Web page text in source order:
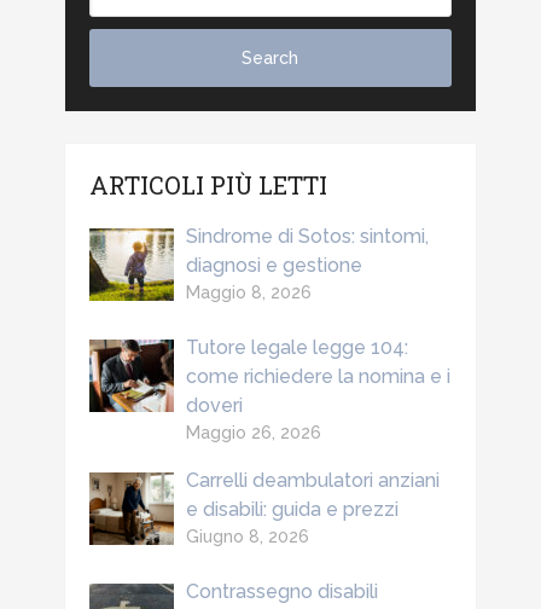
ARTICOLI PIÙ LETTI
Sindrome di Sotos: sintomi,
diagnosi e gestione
Maggio 8, 2026
Tutore legale legge 104:
come richiedere la nomina e i
doveri
Maggio 26, 2026
Carrelli deambulatori anziani
e disabili: guida e prezzi
Giugno 8, 2026
Contrassegno disabili